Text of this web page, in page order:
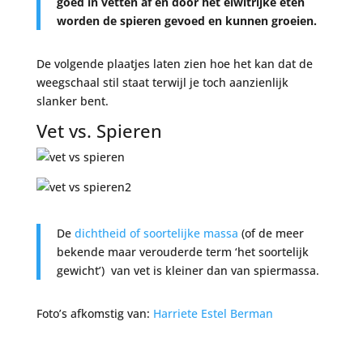
worden de spieren gevoed en kunnen groeien.
De volgende plaatjes laten zien hoe het kan dat de
weegschaal stil staat terwijl je toch aanzienlijk
slanker bent.
Vet vs. Spieren
De dichtheid of soortelijke massa (of de meer
bekende maar verouderde term ‘het soortelijk
gewicht’) van vet is kleiner dan van spiermassa.
Foto’s afkomstig van: Harriete Estel Berman